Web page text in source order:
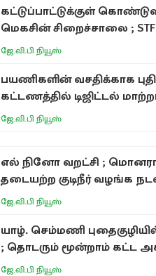
கட்டுப்பாட்டுக்குள்
மெகசின் சிறைச்சாலை ;
ஜே.வி.பி நியூஸ்
பயணிகளின் வசதிக்காக
கட்டணத்தில் டிஜிட்டல்
ஜே.வி.பி நியூஸ்
எல் நினோ வறட்சி ;
தடையற்ற குடிநீர் வழங்க
ஜே.வி.பி நியூஸ்
யாழ். செம்மணி
; தொடரும் மூன்றாம் கட்ட
ஜே.வி.பி நியூஸ்